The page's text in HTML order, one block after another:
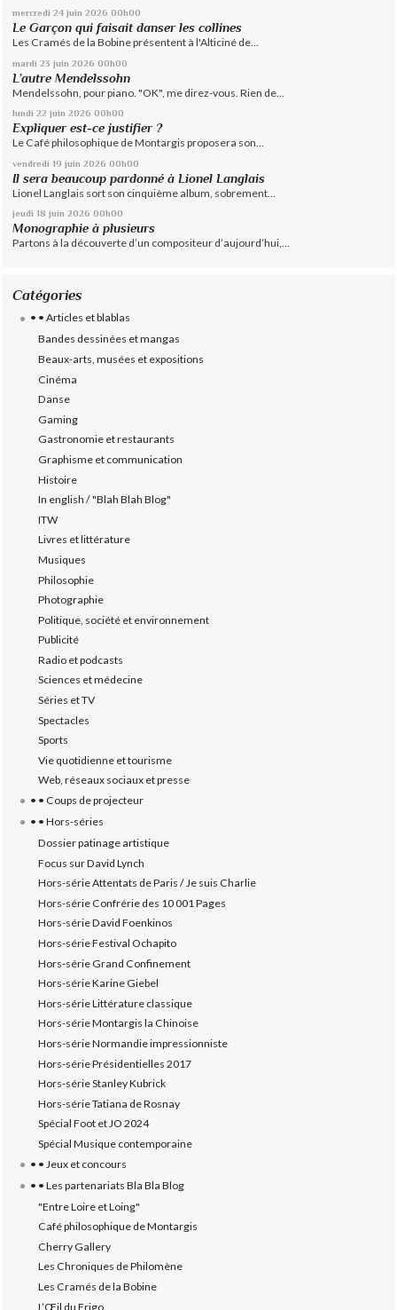
mercredi 24 juin 2026 00h00
Le Garçon qui faisait danser les collines
Les Cramés de la Bobine présentent à l'Alticiné de...
mardi 23 juin 2026 00h00
L’autre Mendelssohn
Mendelssohn, pour piano. "OK", me direz-vous. Rien de...
lundi 22 juin 2026 00h00
Expliquer est-ce justifier ?
Le Café philosophique de Montargis proposera son...
vendredi 19 juin 2026 00h00
Il sera beaucoup pardonné à Lionel Langlais
Lionel Langlais sort son cinquième album, sobrement...
jeudi 18 juin 2026 00h00
Monographie à plusieurs
Partons à la découverte d’un compositeur d’aujourd’hui,...
Catégories
• • Articles et blablas
Bandes dessinées et mangas
Beaux-arts, musées et expositions
Cinéma
Danse
Gaming
Gastronomie et restaurants
Graphisme et communication
Histoire
In english / "Blah Blah Blog"
ITW
Livres et littérature
Musiques
Philosophie
Photographie
Politique, société et environnement
Publicité
Radio et podcasts
Sciences et médecine
Séries et TV
Spectacles
Sports
Vie quotidienne et tourisme
Web, réseaux sociaux et presse
• • Coups de projecteur
• • Hors-séries
Dossier patinage artistique
Focus sur David Lynch
Hors-série Attentats de Paris / Je suis Charlie
Hors-série Confrérie des 10 001 Pages
Hors-série David Foenkinos
Hors-série Festival Ochapito
Hors-série Grand Confinement
Hors-série Karine Giebel
Hors-série Littérature classique
Hors-série Montargis la Chinoise
Hors-série Normandie impressionniste
Hors-série Présidentielles 2017
Hors-série Stanley Kubrick
Hors-série Tatiana de Rosnay
Spécial Foot et JO 2024
Spécial Musique contemporaine
• • Jeux et concours
• • Les partenariats Bla Bla Blog
"Entre Loire et Loing"
Café philosophique de Montargis
Cherry Gallery
Les Chroniques de Philomène
Les Cramés de la Bobine
L’‎Œil du Frigo